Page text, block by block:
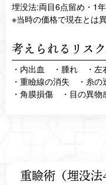
埋没法:両目6点留め・1
※当時の価格で現在とは
考えられるリスク
・内出血 ・腫れ ・
・重瞼線の消失 ・糸
・角膜損傷 ・目の異
重瞼術（埋没法